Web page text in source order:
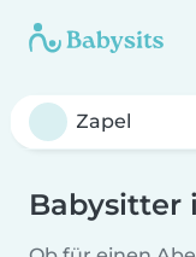
Babysitter